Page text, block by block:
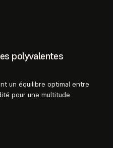
polyvalentes
un équilibre optimal entre
pour une multitude